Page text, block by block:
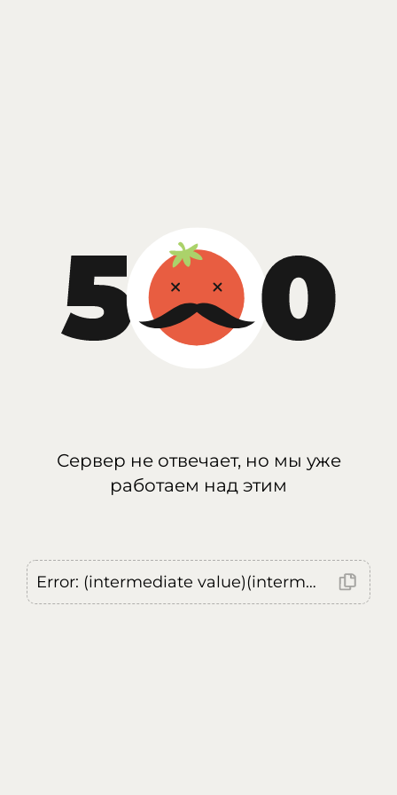
Сервер не отвечает, но мы уже
работаем над этим
Error: (intermediate value)(intermediate value)(intermediate value).replaceAll is not a function